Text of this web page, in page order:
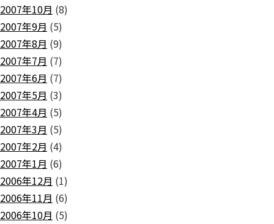
2007年10月 (8)
2007年9月 (5)
2007年8月 (9)
2007年7月 (7)
2007年6月 (7)
2007年5月 (3)
2007年4月 (5)
2007年3月 (5)
2007年2月 (4)
2007年1月 (6)
2006年12月 (1)
2006年11月 (6)
2006年10月 (5)